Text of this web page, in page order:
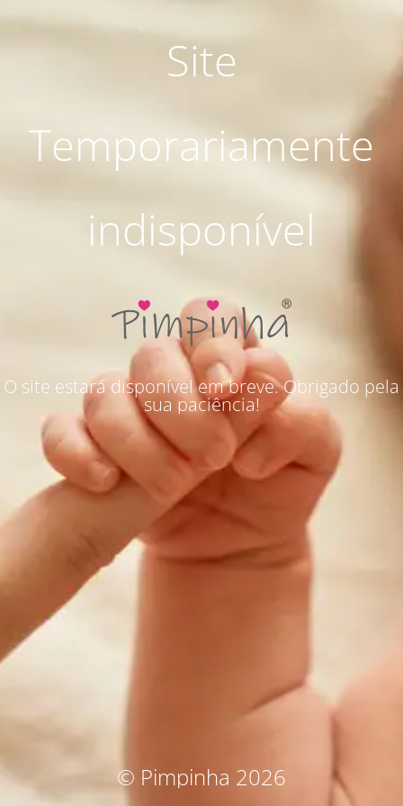
Site
Temporariamente
indisponível
O site estará disponível em breve. Obrigado pela
sua paciência!
© Pimpinha 2026